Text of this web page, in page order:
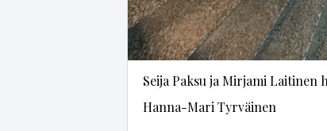
Seija Paksu ja Mirjami Laitinen
Hanna-Mari Tyrväinen